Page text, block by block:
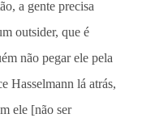
a gente precisa
outsider, que é
não pegar ele pela
Hasselmann lá atrás,
ele [não ser